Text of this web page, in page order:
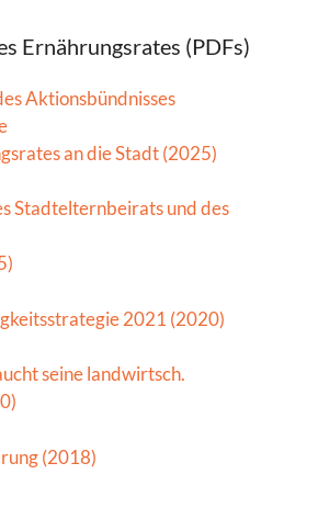
Ernährungsrates (PDFs)
Aktionsbündnisses
an die Stadt (2025)
Stadtelternbeirats und des
2021 (2020)
seine landwirtsch.
(2018)